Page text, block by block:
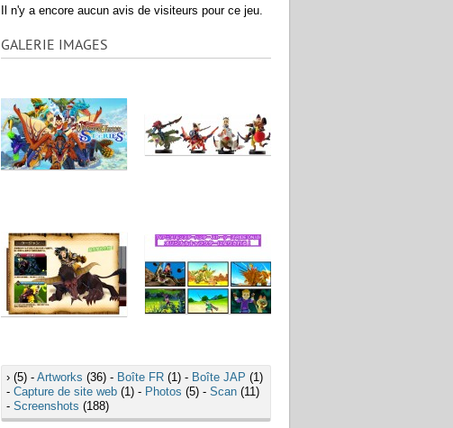
Il n'y a encore aucun avis de visiteurs pour ce jeu.
GALERIE IMAGES
› (5) - Artworks (36) - Boîte FR (1) - Boîte JAP (1)
- Capture de site web (1) - Photos (5) - Scan (11)
- Screenshots (188)